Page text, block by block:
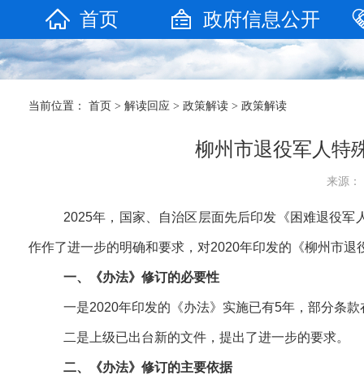
首页 政府信息公开
当前位置： 首页 > 解读回应 > 政策解读 > 政策解读
柳州市退役军人特
来源
2025年，国家、自治区层面先后印发《困难退役
作作了进一步的明确和要求，对2020年印发的《柳州市
一、《办法》修订的必要性
一是2020年印发的《办法》实施已有5年，部分条
二是上级已出台新的文件，提出了进一步的要求。
二、《办法》修订的主要依据